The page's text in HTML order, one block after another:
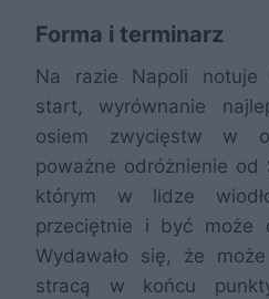
2020/21 1/16 LE
Forma i terminarz
Na razie Napoli
start, wyrównanie
osiem zwycięstw w
poważne odróżnienie od
którym w lidze
przeciętnie i być może
Wydawało się, że
stracą w końcu